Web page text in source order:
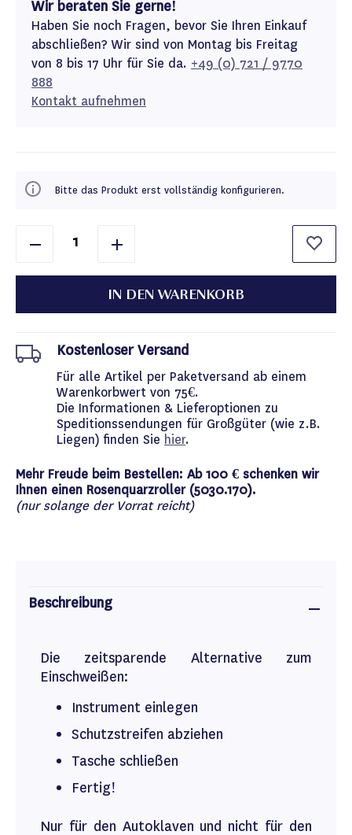
Wir beraten Sie gerne!
Haben Sie noch Fragen, bevor Sie Ihren Einkauf
abschließen? Wir sind von Montag bis Freitag
von 8 bis 17 Uhr für Sie da. +49 (0) 721 / 9770
888
Kontakt aufnehmen
Bitte das Produkt erst vollständig konfigurieren.
IN DEN WARENKORB
Kostenloser Versand
Für alle Artikel per Paketversand ab einem
Warenkorbwert von 75€.
Die Informationen & Lieferoptionen zu
Speditionssendungen für Großgüter (wie z.B.
Liegen) finden Sie hier.
Mehr Freude beim Bestellen: Ab 100 € schenken wir
Ihnen einen Rosenquarzroller (5030.170).
(nur solange der Vorrat reicht)
Beschreibung
Die zeitsparende Alternative zum
Einschweißen:
Instrument einlegen
Schutzstreifen abziehen
Tasche schließen
Fertig!
Nur für den Autoklaven und nicht für den